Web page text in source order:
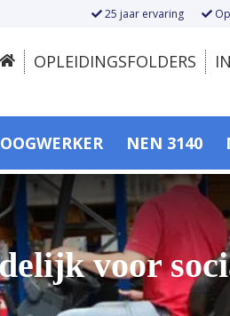
25 jaar ervaring
OPLEIDINGSFOLDERS
NEN 3140
voor